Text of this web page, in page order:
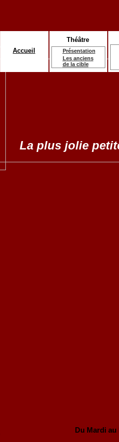
La plus jolie
Accueil
Théâtre
Présentation
Les anciens
de la cible
Du Mardi au